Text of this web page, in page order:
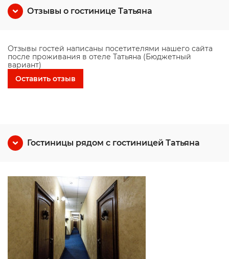
Отзывы о гостинице Татьяна
Отзывы гостей написаны посетителями нашего сайта
после проживания в отеле Татьяна (Бюджетный
вариант)
Оставить отзыв
Гостиницы рядом с гостиницей Татьяна